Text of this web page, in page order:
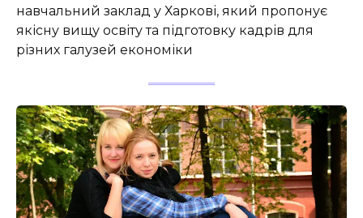
навчальний заклад у Харкові, який пропонує
якісну вищу освіту та підготовку кадрів для
різних галузей економіки